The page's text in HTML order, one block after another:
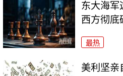
东大海军
西方彻底
最热
美利坚亲